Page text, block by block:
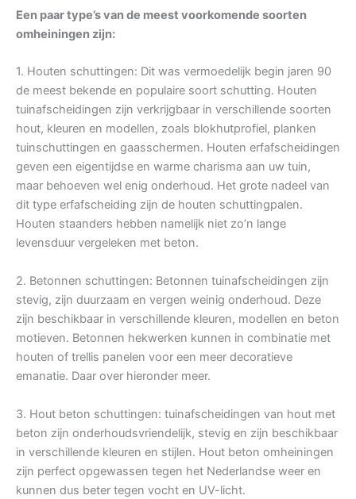
Een paar type’s van de meest voorkomende soorten
omheiningen zijn:
1. Houten schuttingen: Dit was vermoedelijk begin jaren 90
de meest bekende en populaire soort schutting. Houten
tuinafscheidingen zijn verkrijgbaar in verschillende soorten
hout, kleuren en modellen, zoals blokhutprofiel, planken
tuinschuttingen en gaasschermen. Houten erfafscheidingen
geven een eigentijdse en warme charisma aan uw tuin,
maar behoeven wel enig onderhoud. Het grote nadeel van
dit type erfafscheiding zijn de houten schuttingpalen.
Houten staanders hebben namelijk niet zo’n lange
levensduur vergeleken met beton.
2. Betonnen schuttingen: Betonnen tuinafscheidingen zijn
stevig, zijn duurzaam en vergen weinig onderhoud. Deze
zijn beschikbaar in verschillende kleuren, modellen en beton
motieven. Betonnen hekwerken kunnen in combinatie met
houten of trellis panelen voor een meer decoratieve
emanatie. Daar over hieronder meer.
3. Hout beton schuttingen: tuinafscheidingen van hout met
beton zijn onderhoudsvriendelijk, stevig en zijn beschikbaar
in verschillende kleuren en stijlen. Hout beton omheiningen
zijn perfect opgewassen tegen het Nederlandse weer en
kunnen dus beter tegen vocht en UV-licht.